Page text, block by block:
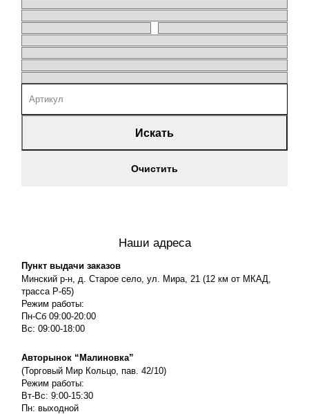
Искать
Очистить
Наши адреса
Пункт выдачи заказов
Минский р-н, д. Старое село, ул. Мира, 21 (12 км от МКАД,
трасса P-65)
Режим работы:
Пн-Сб 09:00-20:00
Вс: 09:00-18:00
Авторынок “Малиновка”
(Торговый Мир Кольцо, пав. 42/10)
Режим работы:
Вт-Вс: 9:00-15:30
Пн: выходной